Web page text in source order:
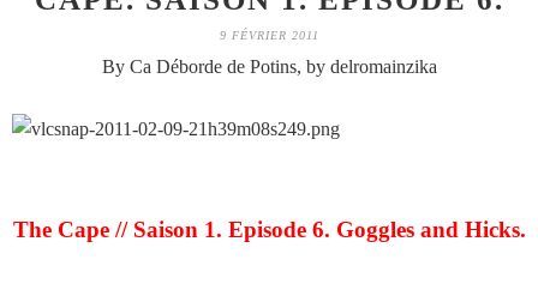
9 FÉVRIER 2011
By Ca Déborde de Potins, by delromainzika
The Cape // Saison 1. Episode 6. Goggles and Hicks.